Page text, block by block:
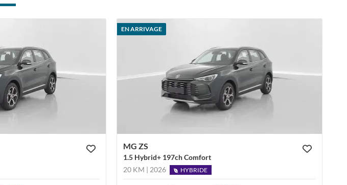
EN ARRIVAGE
MG ZS
1.5 Hybrid+ 197ch Comfort
20 KM | 2026
HYBRIDE